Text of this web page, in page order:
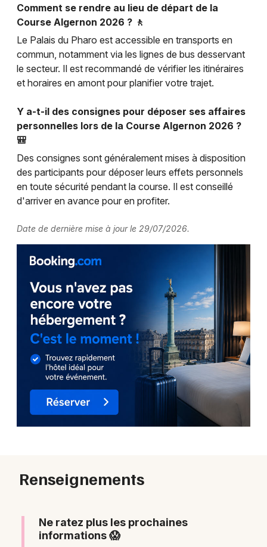
Comment se rendre au lieu de départ de la
Course Algernon 2026 ? 🚶
Le Palais du Pharo est accessible en transports en
commun, notamment via les lignes de bus desservant
le secteur. Il est recommandé de vérifier les itinéraires
et horaires en amont pour planifier votre trajet.
Y a-t-il des consignes pour déposer ses affaires
personnelles lors de la Course Algernon 2026 ?
🎒
Des consignes sont généralement mises à disposition
des participants pour déposer leurs effets personnels
en toute sécurité pendant la course. Il est conseillé
d'arriver en avance pour en profiter.
Date de dernière mise à jour le 29/07/2026.
Renseignements
Ne ratez plus les prochaines
informations 😱